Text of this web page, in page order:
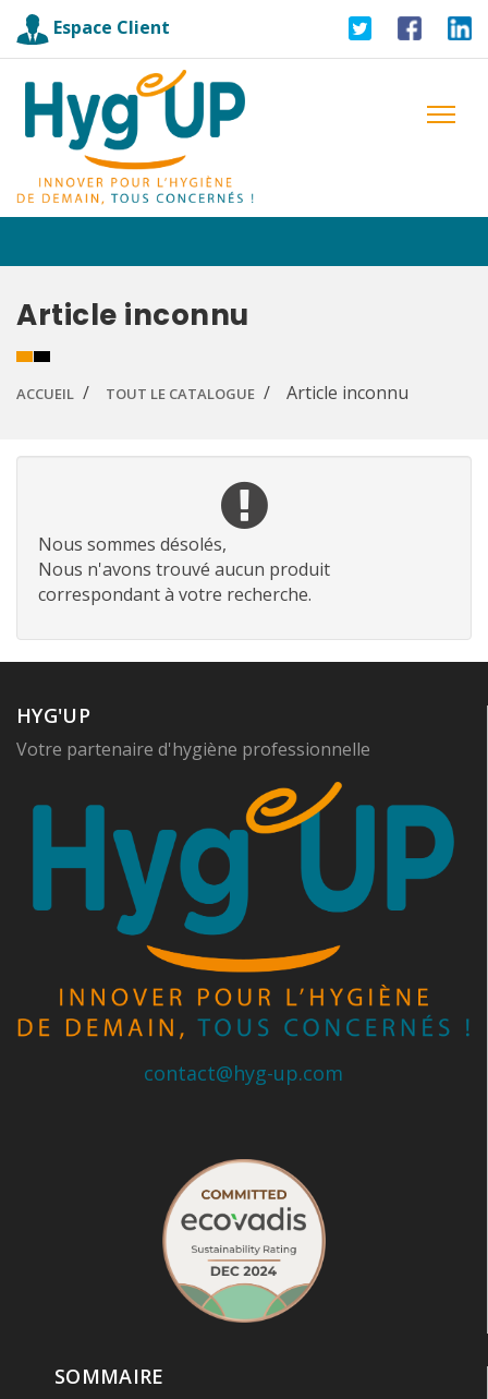
Espace Client
Article inconnu
ACCUEIL TOUT LE CATALOGUE Article inconnu
Nous sommes désolés,
Nous n'avons trouvé aucun produit
correspondant à votre recherche.
HYG'UP
Votre partenaire d'hygiène professionnelle
contact@hyg-up.com
SOMMAIRE